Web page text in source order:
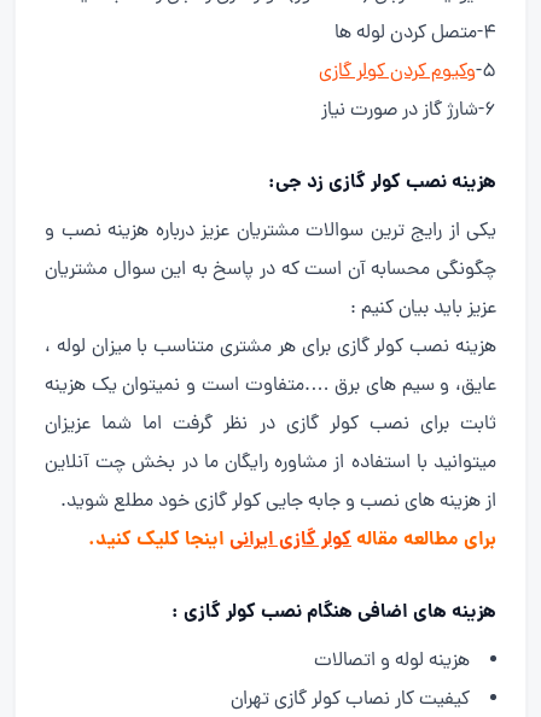
4-متصل کردن لوله ها
5- وکیوم کردن کولر گازی
6-شارژ گاز در صورت نیاز
هزینه نصب کولر گازی زد جی:
یکی از رایج ترین سوالات مشتریان عزیز درباره هزینه نصب و
چگونگی محسابه آن است که در پاسخ به این سوال مشتریان
عزیز باید بیان کنیم :
هزینه نصب کولر گازی برای هر مشتری متناسب با میزان لوله ،
عایق، و سیم های برق ….متفاوت است و نمیتوان یک هزینه
ثابت برای نصب کولر گازی در نظر گرفت اما شما عزیزان
میتوانید با استفاده از مشاوره رایگان ما در بخش چت آنلاین
از هزینه های نصب و جابه جایی کولر گازی خود مطلع شوید.
برای مطالعه مقالهکولر گازی ایرانی اینجا کلیک کنید.
هزینه های اضافی هنگام نصب کولر گازی :
هزینه لوله و اتصالات
کیفیت کار نصاب کولر گازی تهران